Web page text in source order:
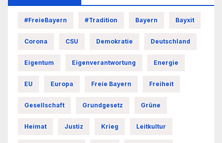
#FreieBayern #Tradition Bayern Bayxit
Corona CSU Demokratie Deutschland
Eigentum Eigenverantwortung Energie
EU Europa Freie Bayern Freiheit
Gesellschaft Grundgesetz Grüne
Heimat Justiz Krieg Leitkultur